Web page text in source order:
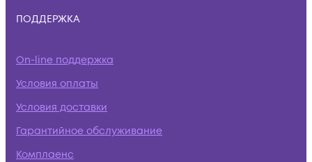
ПОДДЕРЖКА
On-line поддержка
Условия оплаты
Условия доставки
Гарантийное обслуживание
Комплаенс